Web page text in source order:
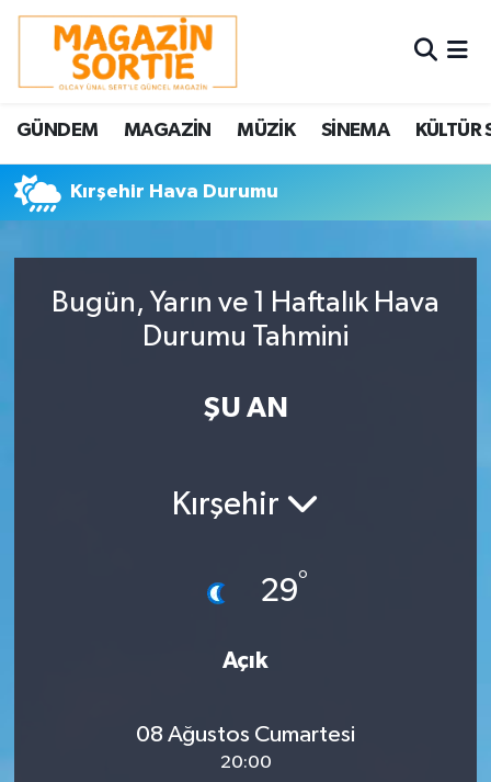
GÜNDEM MAGAZİN MÜZİK SİNEMA KÜLTÜR
Kırşehir Hava Durumu
Bugün, Yarın ve 1 Haftalık Hava
Durumu Tahmini
ŞU AN
Kırşehir
29°
Açık
08 Ağustos Cumartesi
20:00
Nöbetçi Eczaneler
Hava Durumu
Trafik Durumu
Tüm Manşetler